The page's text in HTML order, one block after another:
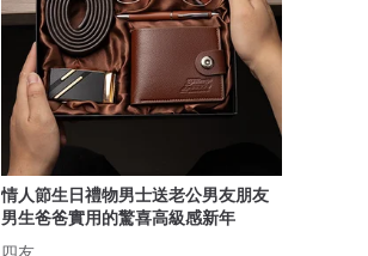
情人節生日禮物男士送老公男友朋友
男生爸爸實用的驚喜高級感新年